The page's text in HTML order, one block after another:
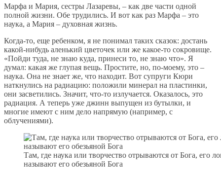
Марфа и Мария, сестры Лазаревы, – как две части одной
полной жизни. Обе трудились. И вот как раз Марфа – это
наука, а Мария – духовная жизнь.
Когда-то, еще ребенком, я не понимал таких сказок: достань
какой-нибудь аленький цветочек или же какое-то сокровище.
«Пойди туда, не знаю куда, принеси то, не знаю что». Я
думал: какая же глупая вещь. Простите, но, по-моему, это –
наука. Она не знает же, что находит. Вот супруги Кюри
наткнулись на радиацию: положили минерал на пластинки,
они засветились. Значит, что-то излучается. Оказалось, это
радиация. А теперь уже джинн выпущен из бутылки, и
многие имеют с ним дело напрямую (например, с
облучениями).
Там, где наука или творчество отрываются от Бога, его
называют его обезьяной Бога